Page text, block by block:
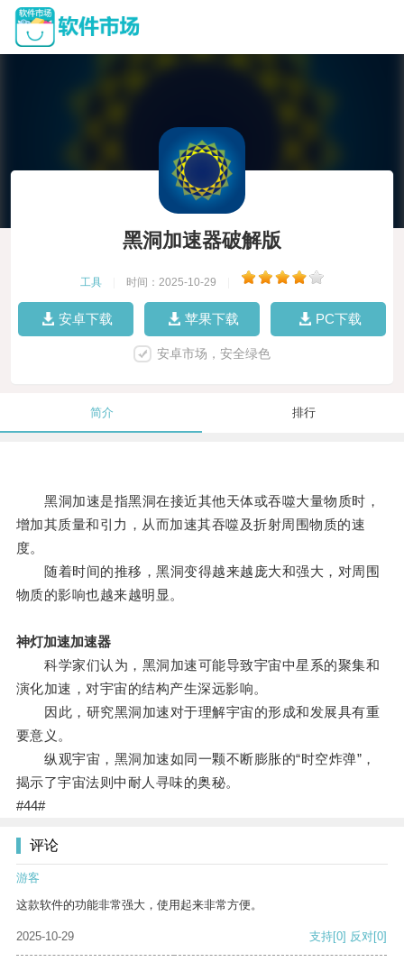
黑洞加速器破解版
工具 时间：2025-10-29
安卓下载 苹果下载 PC下载
安卓市场，安全绿色
简介 排行
黑洞加速是指黑洞在接近其他天体或吞噬大量物质时，
增加其质量和引力，从而加速其吞噬及折射周围物质的速
度。
随着时间的推移，黑洞变得越来越庞大和强大，对周围
物质的影响也越来越明显。
神灯加速加速器
科学家们认为，黑洞加速可能导致宇宙中星系的聚集和
演化加速，对宇宙的结构产生深远影响。
因此，研究黑洞加速对于理解宇宙的形成和发展具有重
要意义。
纵观宇宙，黑洞加速如同一颗不断膨胀的“时空炸弹”，
揭示了宇宙法则中耐人寻味的奥秘。
#44#
评论
游客
这款软件的功能非常强大，使用起来非常方便。
2025-10-29 支持[0] 反对[0]